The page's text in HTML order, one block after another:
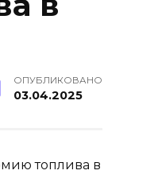
ОПУБЛИКОВАНО
03.04.2025
топлива в